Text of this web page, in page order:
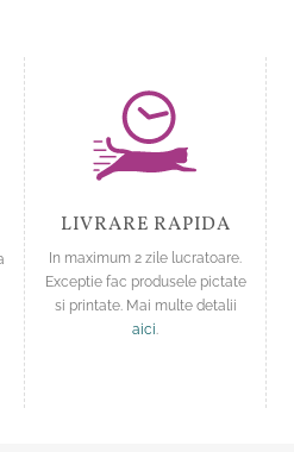
pot
fi
alese
pagina
LIVRARE RAPIDA
In maximum 2 zile lucratoare.
Exceptie fac produsele pictate
si printate. Mai multe detalii
aici.